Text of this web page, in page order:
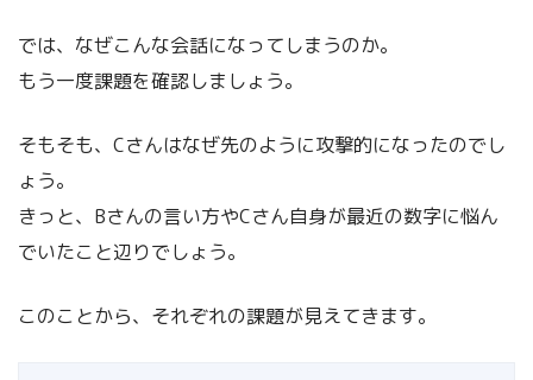
では、なぜこんな会話になってしまうのか。
もう一度課題を確認しましょう。
そもそも、Cさんはなぜ先のように攻撃的になったのでし
ょう。
きっと、Bさんの言い方やCさん自身が最近の数字に悩ん
でいたこと辺りでしょう。
このことから、それぞれの課題が見えてきます。